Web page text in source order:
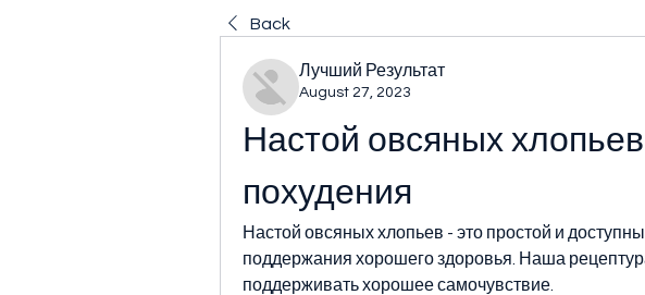
Back
Лучший Результат
August 27, 2023
Настой овсяных
похудения
Настой овсяных хлопьев - это простой и
поддержания хорошего здоровья. Наша
поддерживать хорошее самочувствие.